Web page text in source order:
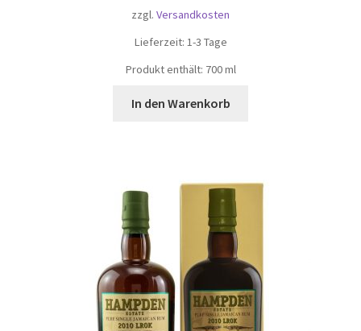
zzgl. Versandkosten
Lieferzeit: 1-3 Tage
Produkt enthält: 700ml
In den Warenkorb